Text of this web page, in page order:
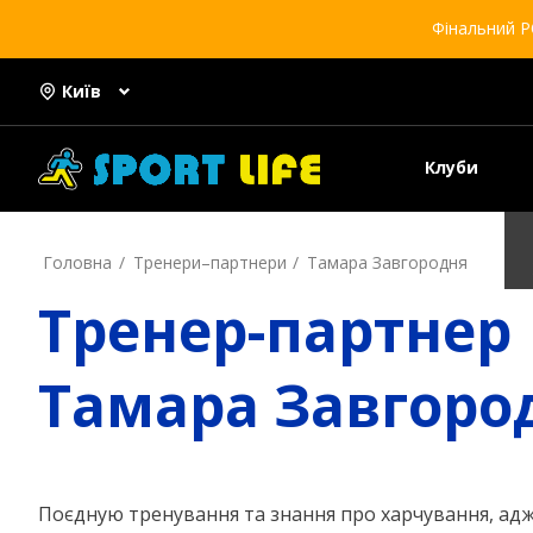
Фінальний
Київ
Клуби
Головна Тренери–партнери Тамара Завгородня
Тренер-партнер
Тамара
Поєдную тренування та знання про харчування,